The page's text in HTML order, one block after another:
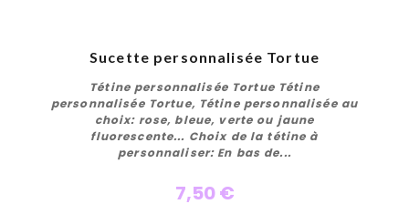
Sucette personnalisée Tortue
Tétine personnalisée Tortue Tétine
personnalisée Tortue, Tétine personnalisée au
choix: rose, bleue, verte ou jaune
fluorescente... Choix de la tétine à
personnaliser: En bas de...
7,50 €